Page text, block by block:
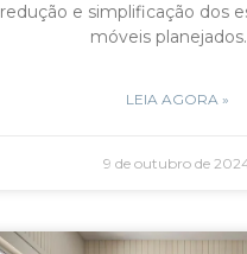
redução e simplificação dos
móveis
LEIA AGORA »
9 de outubro de